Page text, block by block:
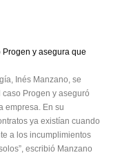
Progen y asegura que
Inés Manzano, se
Progen y aseguró
empresa. En su
ya existían cuando
a los incumplimientos
escribió Manzano